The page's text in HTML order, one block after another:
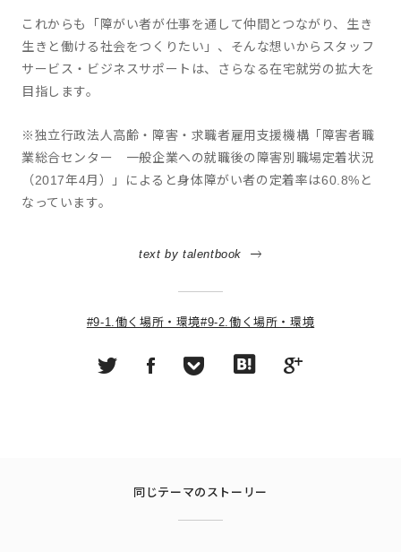
これからも「障がい者が仕事を通して仲間とつながり、生き
生きと働ける社会をつくりたい」、そんな想いからスタッフ
サービス・ビジネスサポートは、さらなる在宅就労の拡大を
目指します。
※独立行政法人高齢・障害・求職者雇用支援機構「障害者職
業総合センター 一般企業への就職後の障害別職場定着状況
（2017年4月）」によると身体障がい者の定着率は60.8%と
なっています。
text by talentbook
#9-1.働く場所・環境#9-2.働く場所・環境
同じテーマのストーリー